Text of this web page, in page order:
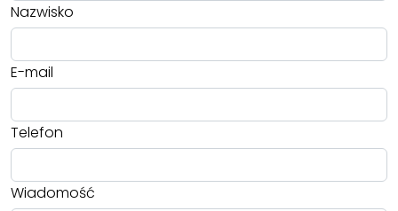
Nazwisko
E-mail
Telefon
Wiadomość